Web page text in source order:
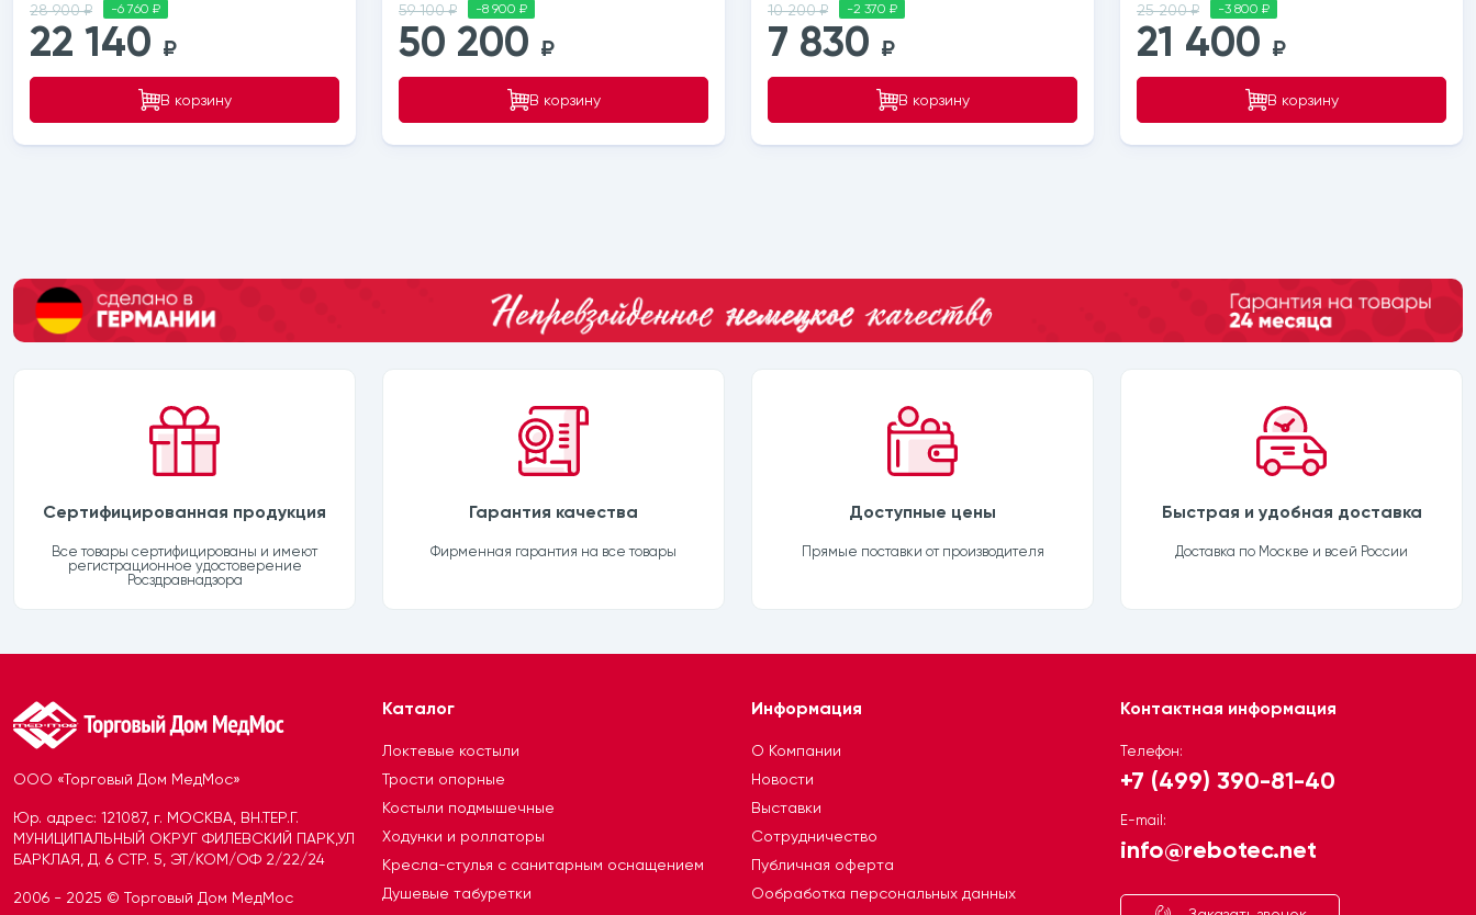
28 900 ₽ -6 760 ₽
22 140 ₽
В корзину
59 100 ₽ -8 900 ₽
50 200 ₽
В корзину
10 200 ₽ -2 370 ₽
7 830 ₽
В корзину
25 200 ₽ -3 800 ₽
21 400 ₽
В корзину
Сертифицированная продукция
Все товары сертифицированы и имеют
регистрационное удостоверение
Росздравнадзора
Гарантия качества
Фирменная гарантия на все товары
Доступные цены
Прямые поставки от производителя
Быстрая и удобная доставка
Доставка по Москве и всей России
ООО «Торговый Дом МедМос»
Юр. адрес: 121087, г. МОСКВА, ВН.ТЕР.Г.
МУНИЦИПАЛЬНЫЙ ОКРУГ ФИЛЕВСКИЙ ПАРК,УЛ
БАРКЛАЯ, Д. 6 СТР. 5, ЭТ/КОМ/ОФ 2/22/24
2006 - 2025 © Торговый Дом МедМос
Каталог
Локтевые костыли
Трости опорные
Костыли подмышечные
Ходунки и роллаторы
Кресла-стулья с санитарным оснащением
Душевые табуретки
Информация
О Компании
Новости
Выставки
Сотрудничество
Публичная оферта
Ообработка персональных данных
Контактная информация
Телефон:
+7 (499) 390-81-40
E-mail:
info@rebotec.net
Открыть чат